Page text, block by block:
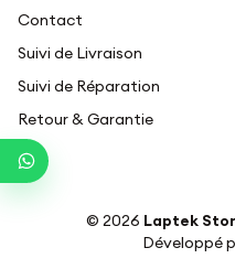
Contact
Suivi de Livraison
Suivi de Réparation
Retour & Garantie
© 2026 Laptek
Développé